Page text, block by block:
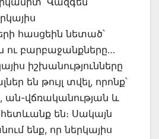
հասցեին նետած՝
ու բարբաջանքները…
իշխանությունները
են թույլ տվել, որոնք՝
ան-վճռականության և
են։ Սակայն
ենք, որ ներկայիս